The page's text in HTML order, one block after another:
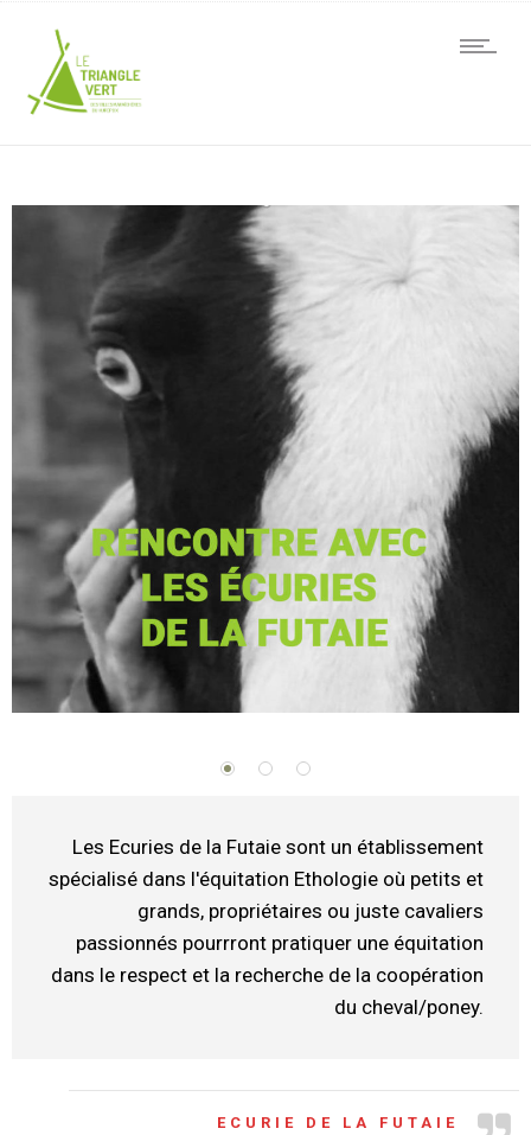
Les Ecuries de la Futaie sont un établissement
spécialisé dans l'équitation Ethologie où petits et
grands, propriétaires ou juste cavaliers
passionnés pourrront pratiquer une équitation
dans le respect et la recherche de la coopération
du cheval/poney.
ECURIE DE LA FUTAIE